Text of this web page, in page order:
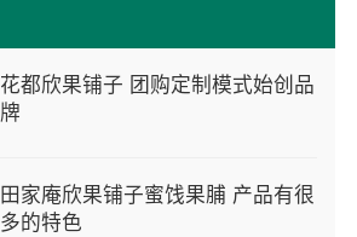
花都欣果铺子 团购定制模式始创品
牌
田家庵欣果铺子蜜饯果脯 产品有很
多的特色